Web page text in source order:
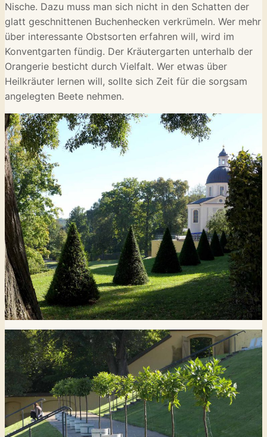
Nische. Dazu muss man sich nicht in den Schatten der
glatt geschnittenen Buchenhecken verkrümeln. Wer mehr
über interessante Obstsorten erfahren will, wird im
Konventgarten fündig. Der Kräutergarten unterhalb der
Orangerie besticht durch Vielfalt. Wer etwas über
Heilkräuter lernen will, sollte sich Zeit für die sorgsam
angelegten Beete nehmen.